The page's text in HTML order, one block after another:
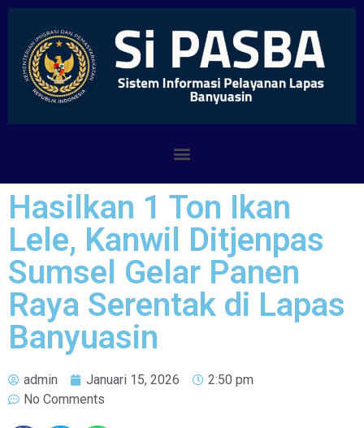
Hasilkan 1 Ton Ikan
Lele, Kanwil Ditjenpas
Sumsel Gelar Panen
Raya Serentak di Lapas
Banyuasin
admin Januari 15, 2026
2:50 pm
No Comments